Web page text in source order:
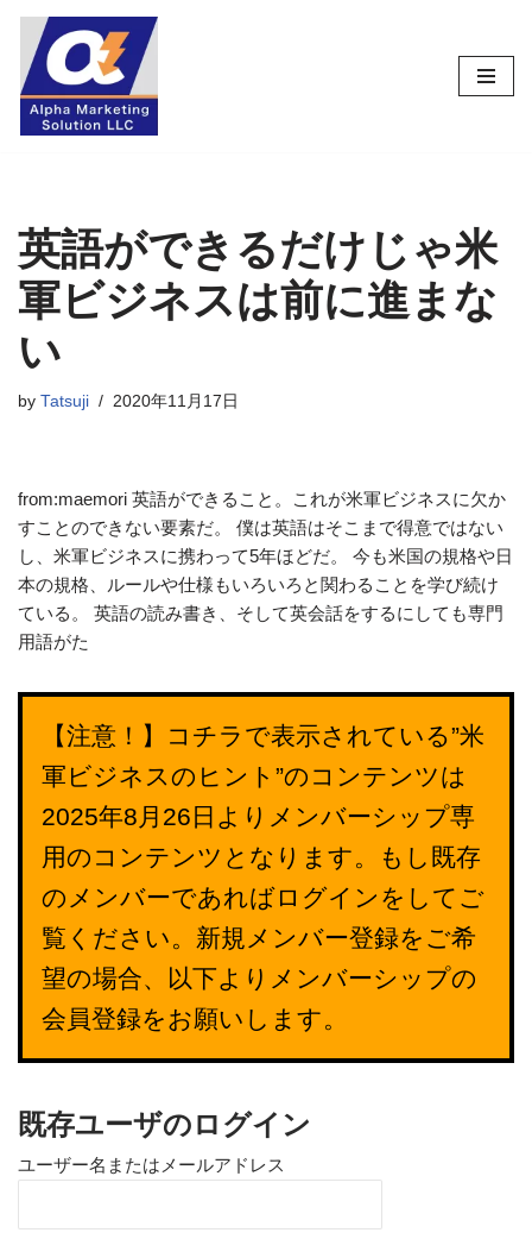
コ
ン
テ
ス
キ
ッ
プ
英語ができるだけじゃ米
軍ビジネスは前に進まな
い
by Tatsuji 2020年11月17日
from:maemori 英語ができること。これが米軍ビジネスに欠か
すことのできない要素だ。 僕は英語はそこまで得意ではない
し、米軍ビジネスに携わって5年ほどだ。 今も米国の規格や日
本の規格、ルールや仕様もいろいろと関わることを学び続け
ている。 英語の読み書き、そして英会話をするにしても専門
用語がた
【注意！】コチラで表示されている”米
軍ビジネスのヒント”のコンテンツは
2025年8月26日よりメンバーシップ専
用のコンテンツとなります。もし既存
のメンバーであればログインをしてご
覧ください。新規メンバー登録をご希
望の場合、以下よりメンバーシップの
会員登録をお願いします。
既存ユーザのログイン
ユーザー名またはメールアドレス